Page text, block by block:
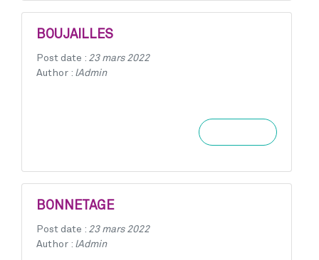
BOUJAILLES
Post date : 23 mars 2022
Author : lAdmin
BONNETAGE
Post date : 23 mars 2022
Author : lAdmin